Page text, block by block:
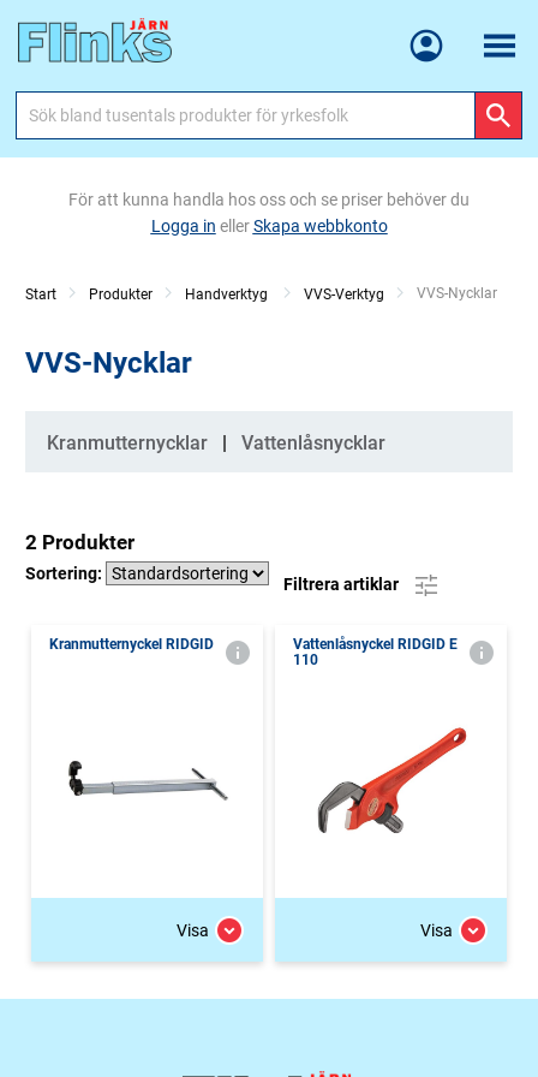
Meny
För att kunna handla hos oss och se priser behöver du
Logga in ellerSkapa webbkonto
Start Produkter Handverktyg VVS-Verktyg Current:
VVS-Nycklar
VVS-Nycklar
Kategorier
Kranmutternycklar Vattenlåsnycklar
2 Produkter
Sortering:
Filtrera artiklar
Kranmutternyckel RIDGID
Visa
Vattenlåsnyckel RIDGID E
110
Visa